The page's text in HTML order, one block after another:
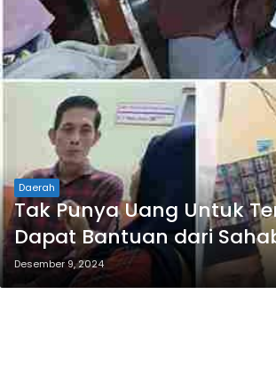
Daerah
Tak Punya Uang Untuk
Dapat Bantuan dari
Desember 9, 2024